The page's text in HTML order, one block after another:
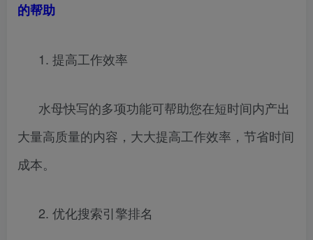
的帮助
1. 提高工作效率
水母快写的多项功能可帮助您在短时间内产出
大量高质量的内容，大大提高工作效率，节省时间
成本。
2. 优化搜索引擎排名